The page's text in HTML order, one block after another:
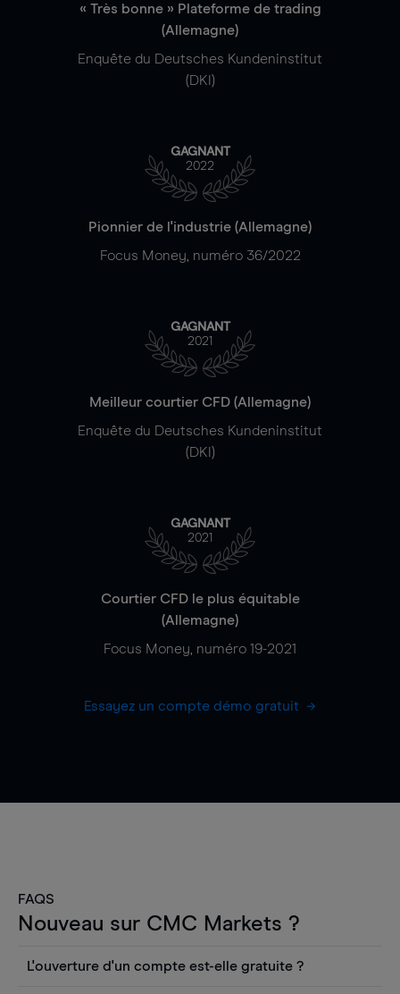
« Très bonne » Plateforme de trading
(Allemagne)
Enquête du Deutsches Kundeninstitut
(DKI)
GAGNANT
2022
Pionnier de l'industrie (Allemagne)
Focus Money, numéro 36/2022
GAGNANT
2021
Meilleur courtier CFD (Allemagne)
Enquête du Deutsches Kundeninstitut
(DKI)
GAGNANT
2021
Courtier CFD le plus équitable
(Allemagne)
Focus Money, numéro 19-2021
Essayez un compte démo gratuit
FAQS
Nouveau sur CMC Markets ?
L'ouverture d'un compte est-elle gratuite ?